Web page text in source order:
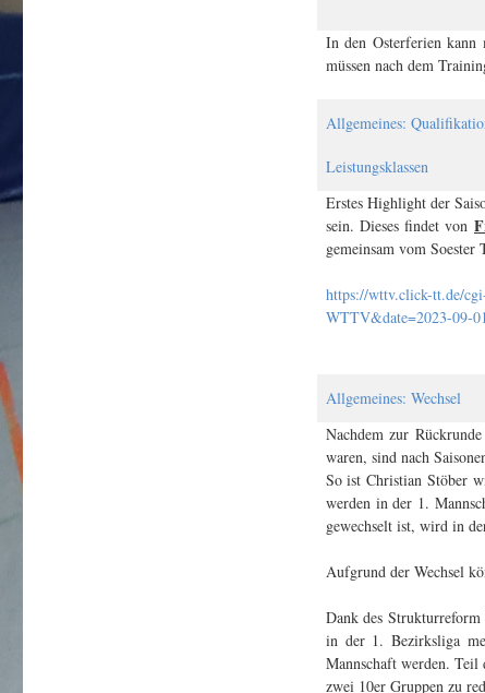
In den Osterferien
müssen nach dem
Allgemeines:
Leistungsklassen
Erstes Highlight der
sein. Dieses findet von
gemeinsam vom
https://wttv.click-tt.de/
WTTV&date=2023-09-01
Allgemeines: Wechsel
Nachdem zur
waren, sind nach
So ist Christian Stöber
werden in der 1.
gewechselt ist, wird in
Aufgrund der Wechsel
Dank des
in der 1. Bezirksliga
Mannschaft werden.
zwei 10er Gruppen zu